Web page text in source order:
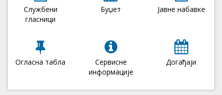
Службени
гласници
Буџет Јавне набавке
Огласна табла
Сервисне
информације
Догађаји